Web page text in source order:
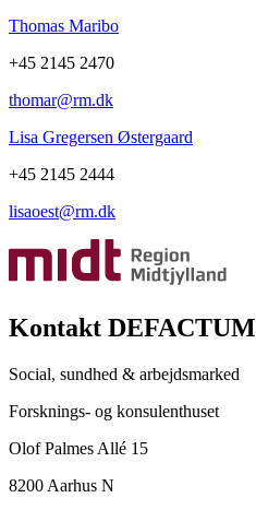
Thomas Maribo
+45 2145 2470
thomar@rm.dk
Lisa Gregersen Østergaard
+45 2145 2444
lisaoest@rm.dk
Kontakt DEFACTUM
Social, sundhed & arbejdsmarked
Forsknings- og konsulenthuset
Olof Palmes Allé 15
8200 Aarhus N